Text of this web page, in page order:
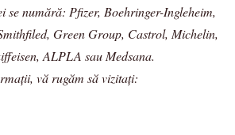
se numără: Pfizer, Boehringer-Ingleheim,
Green Group, Castrol, Michelin,
ALPLA sau Medsana.
vă rugăm să vizitați: